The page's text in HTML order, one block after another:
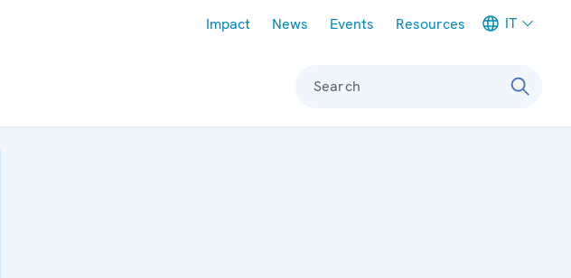
Impact News Events Resources IT
Search